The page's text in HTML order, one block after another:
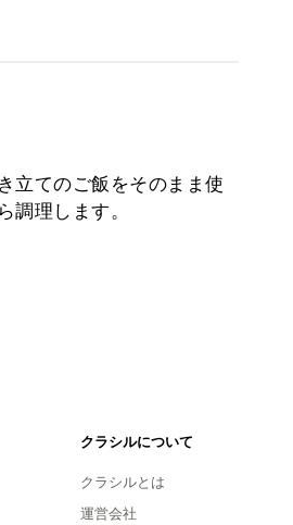
立てのご飯をそのまま使
調理します。
クラシルについて
クラシルとは
運営会社